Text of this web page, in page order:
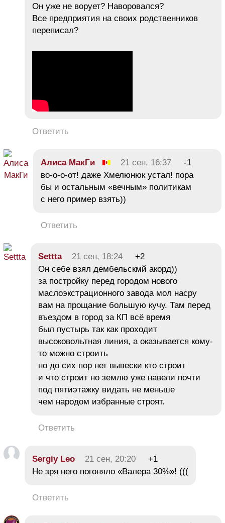
Он уже не ворует? Наворовался?
Все предприятия на своих родственников
переписал?
Ответить
Алиса МакГи 21 сен, 16:37
-1
во-о-о-от! даже Хмелюнюк устал! пора
бы и остальным «вечным» политикам
с него пример взять))
Ответить
Settta 21 сен, 18:24
+2
Он себе взял дембельскмй акорд))
за постройку перед городом нового
маслоэкстрационного завода мол насру
вам на прощание большую кучу. Там перед
въездом в город за КП всё время
был пустырь так как проходит
высоковольтная линия, а оказывается кому-
то можно строить
но до сих пор нет вывески кто строит
и что строит но землю уже навели почти
под пятиэтажку видать не меньше
чем народом избранные строят.
Ответить
Sergiy Leo 21 сен, 20:20
+1
Не зря него погоняло «Валера 30%»! (((
Ответить